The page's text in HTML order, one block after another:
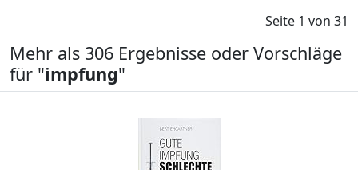
Seite 1 von 31
Mehr als 306 Ergebnisse oder Vorschläge
für "impfung"